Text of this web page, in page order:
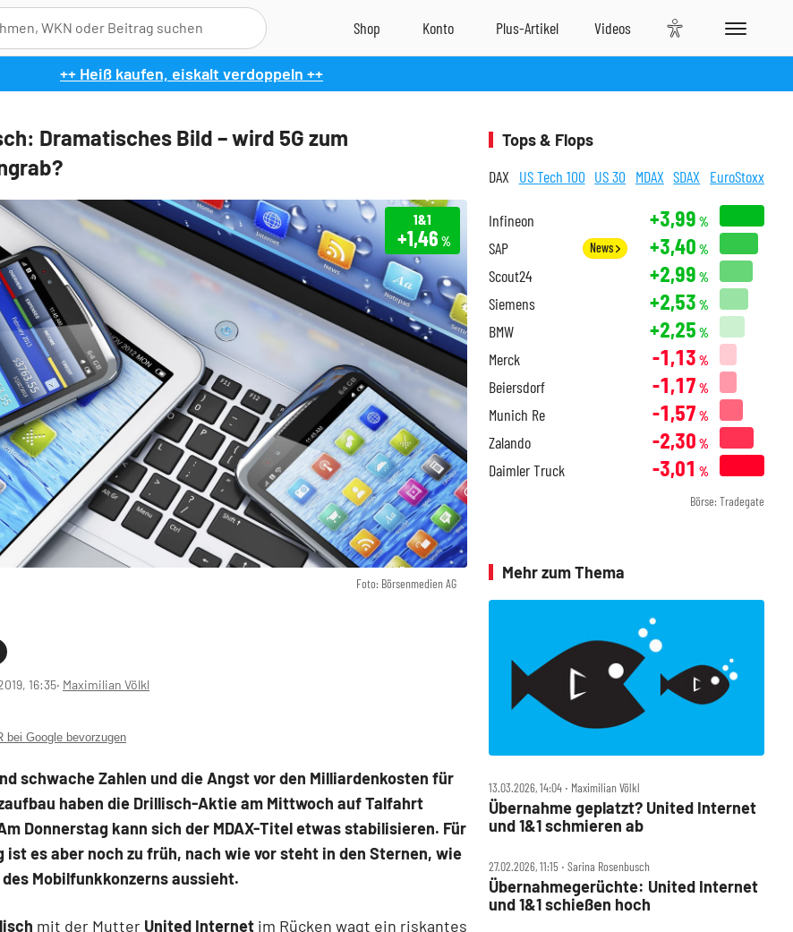
++ Heiß kaufen, eiskalt verdoppeln ++
Dramatisches Bild – wird 5G zum
Foto: Börsenmedien AG
1&1
+1,46 %
16:35‧ Maximilian Völkl
bei Google bevorzugen
schwache Zahlen und die Angst vor den Milliardenkosten für
haben die Drillisch-Aktie am Mittwoch auf Talfahrt
Donnerstag kann sich der MDAX-Titel etwas stabilisieren. Für
ist es aber noch zu früh, nach wie vor steht in den Sternen, wie
Mobilfunkkonzerns aussieht.
mit der Mutter United Internet im Rücken wagt ein riskantes
Tops & Flops
DAX US Tech 100 US 30 MDAX SDAX EuroStoxx
Infineon +3,99 %
SAP News +3,40 %
Scout24 +2,99 %
Siemens +2,53 %
BMW +2,25 %
Merck -1,13 %
Beiersdorf -1,17 %
Munich Re -1,57 %
Zalando -2,30 %
Daimler Truck -3,01 %
Börse: Tradegate
Mehr zum Thema
13.03.2026, 14:04 ‧ Maximilian Völkl
Übernahme geplatzt? United Internet
und 1&1 schmieren ab
27.02.2026, 11:15 ‧ Sarina Rosenbusch
Übernahmegerüchte: United Internet
und 1&1 schießen hoch